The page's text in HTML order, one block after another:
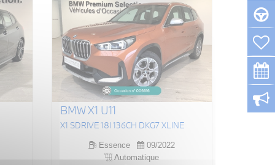
BMW X1 U11
X1 SDRIVE 18I 136CH DKG7 XLINE
Essence
09/2022
Automatique